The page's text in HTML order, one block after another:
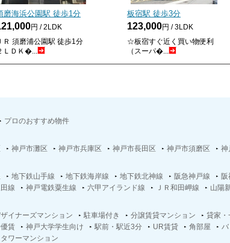
磨海浜公園駅 徒歩1分
円 / 2LDK
Ｒ 須磨浦公園駅 徒歩1分
ＬＤＫ�...
板宿駅 徒歩3分
123,000円 / 3LDK
☆板宿すぐ近く買い物便利
（スーパ�...
プロのおすすめ物件
神戸市灘区 神戸市兵庫区 神戸市長田区 神戸市須磨区 神
地下鉄山手線 地下鉄海岸線 地下鉄北神線 阪急神戸線
線 神戸電鉄粟生線 六甲アイランド線 ＪＲ和田岬線
山陽
イナーズマンション 駐車場付き 分譲賃貸マンション 貸家・
賃 神戸大学学生向け 駅前・駅近3分 UR賃貸 角部屋 バ
タワーマンション